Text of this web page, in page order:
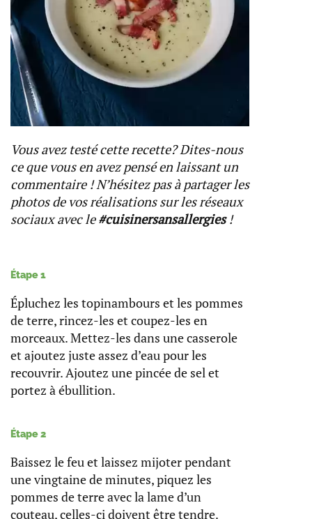
Vous avez testé cette recette? Dites-nous
ce que vous en avez pensé en laissant un
commentaire ! N’hésitez pas à partager les
photos de vos réalisations sur les réseaux
sociaux avec le#cuisinersansallergies!
Étape 1
Épluchez les topinambours et les pommes
de terre, rincez-les et coupez-les en
morceaux. Mettez-les dans une casserole
et ajoutez juste assez d’eau pour les
recouvrir. Ajoutez une pincée de sel et
portez à ébullition.
Étape 2
Baissez le feu et laissez mijoter pendant
une vingtaine de minutes, piquez les
pommes de terre avec la lame d’un
couteau, celles-ci doivent être tendre.